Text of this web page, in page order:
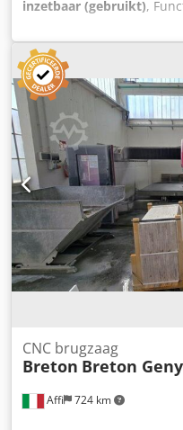
inzetbaar (gebruikt),
traverse: 3600 mm
ondersteuning: 400 mm
725 mm (max.
ondersteuning: 0-90°
hoofdmotor: 900-4300
brugrails Stalen
kantelfunctie: 3500 x
Horizontale zaagbladflens
CAD / MiniCad /
Affi 724 km
CNC brugzaag
Breton Breton